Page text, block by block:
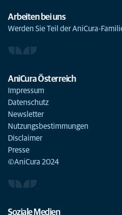
Arbeiten bei uns
Werden Sie Teil der AniCura-
AniCura Österreich
Impressum
Datenschutz
Newsletter
Nutzungsbestimmungen
Disclaimer
Presse
©AniCura 2024
Soziale Medien